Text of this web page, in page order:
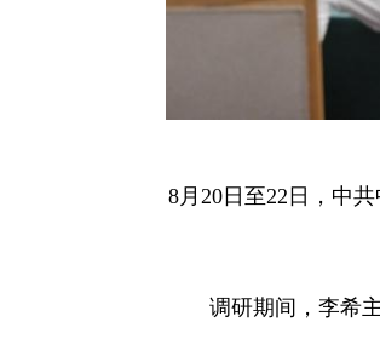
8月20日至22日，中
调研期间，李希